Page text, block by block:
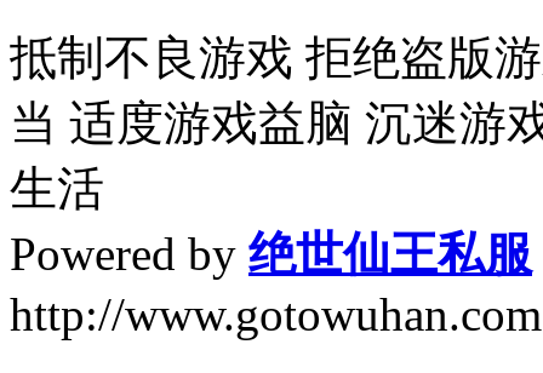
抵制不良游戏 拒绝盗版
当 适度游戏益脑 沉迷游
生活
Powered by 绝世仙王私服
http://